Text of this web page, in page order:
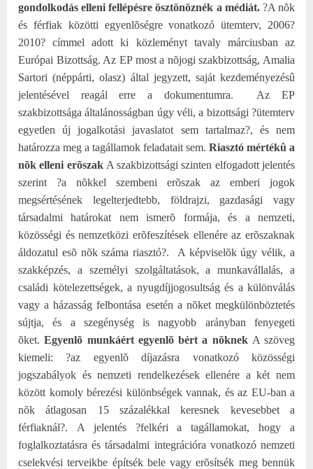
gondolkodás elleni fellépésre ösztönöznék a médiát. ?A nõk
és férfiak közötti egyenlõségre vonatkozó ütemterv, 2006?
2010? címmel adott ki közleményt tavaly márciusban az
Európai Bizottság. Az EP most a nõjogi szakbizottság, Amalia
Sartori (néppárti, olasz) által jegyzett, saját kezdeményezésû
jelentésével reagál erre a dokumentumra.
Az EP
szakbizottsága általánosságban úgy véli, a bizottsági ?ütemterv
egyetlen új jogalkotási javaslatot sem tartalmaz?, és nem
határozza meg a tagállamok feladatait sem. Riasztó mértékû a
nõk elleni erõszak A szakbizottsági szinten elfogadott jelentés
szerint ?a nõkkel szembeni erõszak az emberi jogok
megsértésének legelterjedtebb, földrajzi, gazdasági vagy
társadalmi határokat nem ismerõ formája, és a nemzeti,
közösségi és nemzetközi erõfeszítések ellenére az erõszaknak
áldozatul esõ nõk száma riasztó?.
A képviselõk úgy vélik, a
szakképzés, a személyi szolgáltatások, a munkavállalás, a
családi kötelezettségek, a nyugdíjjogosultság és a különválás
vagy a házasság felbontása esetén a nõket megkülönböztetés
sújtja, és a szegénység is nagyobb arányban fenyegeti
õket. Egyenlõ munkáért egyenlõ bért a nõknek A szöveg
kiemeli: ?az egyenlõ díjazásra vonatkozó közösségi
jogszabályok és nemzeti rendelkezések ellenére a két nem
között komoly bérezési különbségek vannak, és az EU-ban a
nõk átlagosan 15 százalékkal keresnek kevesebbet a
férfiaknál?.
A jelentés ?felkéri a tagállamokat, hogy a
foglalkoztatásra és társadalmi integrációra vonatkozó nemzeti
cselekvési terveikbe építsék bele vagy erõsítsék meg bennük